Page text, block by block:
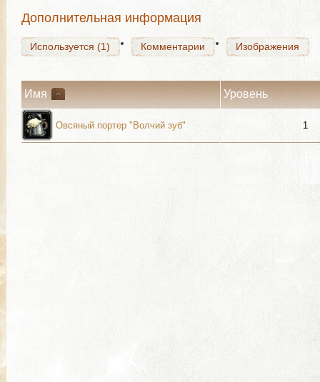
Дополнительная информация
Используется (1) Комментарии Изображения
Имя Уровень
Овсяный портер "Волчий зуб" 1